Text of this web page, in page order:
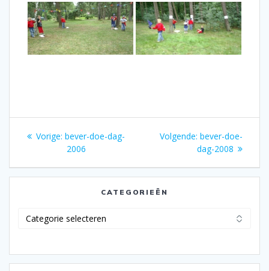
Bericht
navigatie
Vorige: Vorig
bericht:
bever-doe-dag-
2006
Volgende: Volgend
bericht:
bever-doe-
dag-2008
CATEGORIEËN